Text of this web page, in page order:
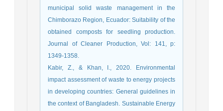
municipal solid waste management in the
Chimborazo Region, Ecuador: Suitability of the
obtained composts for seedling production.
Journal of Cleaner Production, Vol: 141, p:
1349-1358.
Kabir, Z., & Khan, I., 2020. Environmental
impact assessment of waste to energy projects
in developing countries: General guidelines in
the context of Bangladesh. Sustainable Energy